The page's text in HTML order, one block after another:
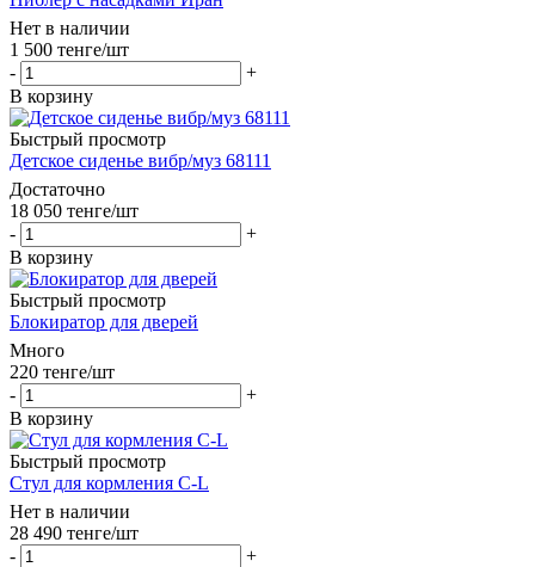
Нет в наличии
1 500 тенге/шт
-
+
В корзину
Быстрый просмотр
Детское сиденье вибр/муз 68111
Достаточно
18 050 тенге/шт
-
+
В корзину
Быстрый просмотр
Блокиратор для дверей
Много
220 тенге/шт
-
+
В корзину
Быстрый просмотр
Стул для кормления C-L
Нет в наличии
28 490 тенге/шт
-
+